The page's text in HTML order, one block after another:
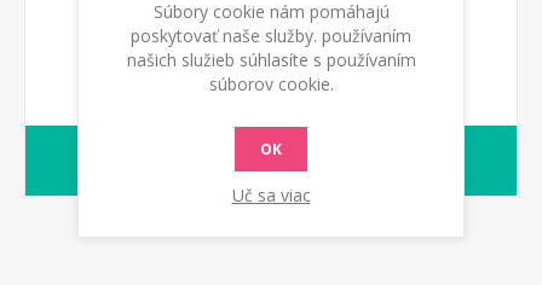
Dodacia lehota:
Súbory cookie nám pomáhajú
poskytovať naše služby. používaním
našich služieb súhlasíte s používaním
súborov cookie.
OK
Uč sa viac